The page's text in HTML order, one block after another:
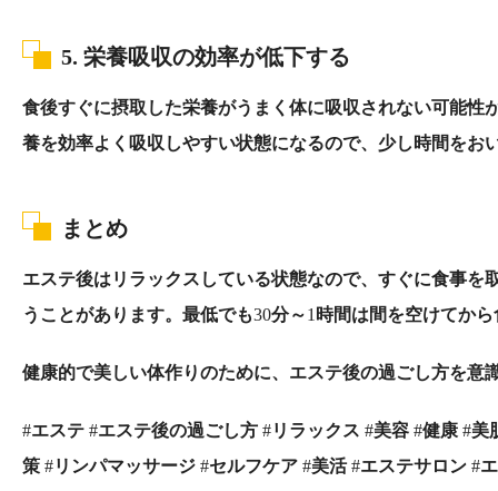
5. 栄養吸収の効率が低下する
食後すぐに摂取した栄養がうまく体に吸収されない可能性
養を効率よく吸収しやすい状態になるので、少し時間をお
まとめ
エステ後はリラックスしている状態なので、すぐに食事
うことがあります。最低でも30分～1 時間は間を空けてか
健康的で美しい体作りのために、エステ後の過ごし方を意
#エステ #エステ後の過ごし方 #リラックス #美容 #健康 #美
策 #リンパマッサージ #セルフケア #美活#エステサロン #